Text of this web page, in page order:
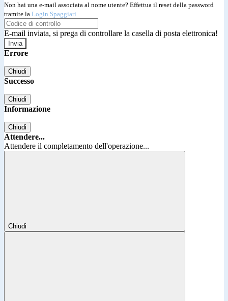
Non hai una e-mail associata al nome utente? Effettua il reset della password
tramite la Login Spaggiari
E-mail inviata, si prega di controllare la casella di posta elettronica!
Errore
Chiudi
Successo
Chiudi
Informazione
Chiudi
Attendere...
Attendere il completamento dell'operazione...
Chiudi